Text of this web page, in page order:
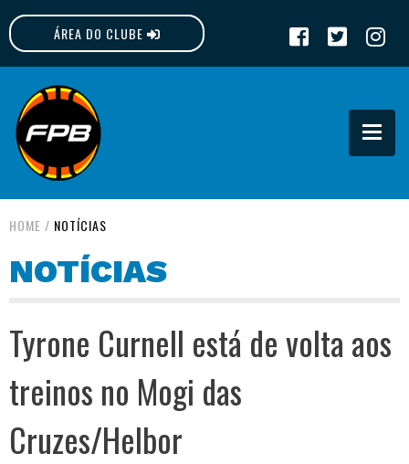
ÁREA DO CLUBE
FPB
HOME / NOTÍCIAS
NOTÍCIAS
Tyrone Curnell está de volta aos
treinos no Mogi das
Cruzes/Helbor